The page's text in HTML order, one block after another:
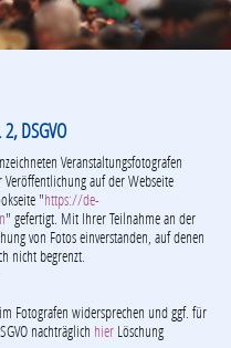
DSGVO
Veranstaltungsfotografen
auf der Webseite
"https://de-
" gefertigt. Mit Ihrer Teilnahme an der
von Fotos einverstanden, auf denen
nicht begrenzt.
Fotografen widersprechen und ggf. für
nachträglich hier Löschung